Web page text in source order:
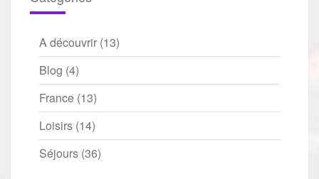
A découvrir (13)
Blog (4)
France (13)
Loisirs (14)
Séjours (36)